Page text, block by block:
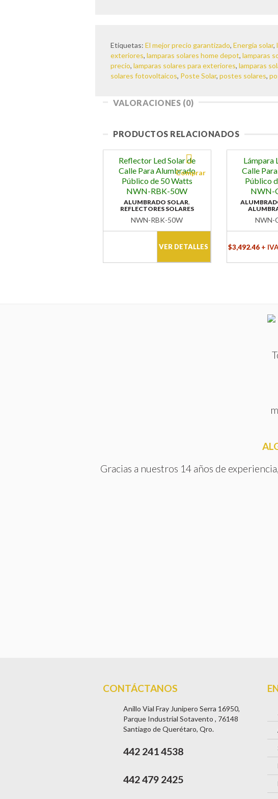
Etiquetas: El mejor precio garantizado, Energía solar,
exteriores, lamparas solares home depot, lamparas
precio, lamparas solares para exteriores, lamparas
solares fotovoltaicos, Poste Solar, postes solares,
VALORACIONES (0)
PRODUCTOS RELACIONADOS
Reflector Led Solar de
Calle Para Alumbrado
Público de 50 Watts
NWN-RBK-50W
ALUMBRADO SOLAR,
REFLECTORES SOLARES
NWN-RBK-50W
VER DETALLES
Lámpara
Calle
Público
NWN-
NWN-
$3,492.46 +
Gracias a nuestros 14 años de
CONTÁCTANOS
Anillo Vial Fray Junipero Serra 16950,
Parque Industrial Sotavento , 76148
Santiago de Querétaro, Qro.
442 241 4538
442 479 2425